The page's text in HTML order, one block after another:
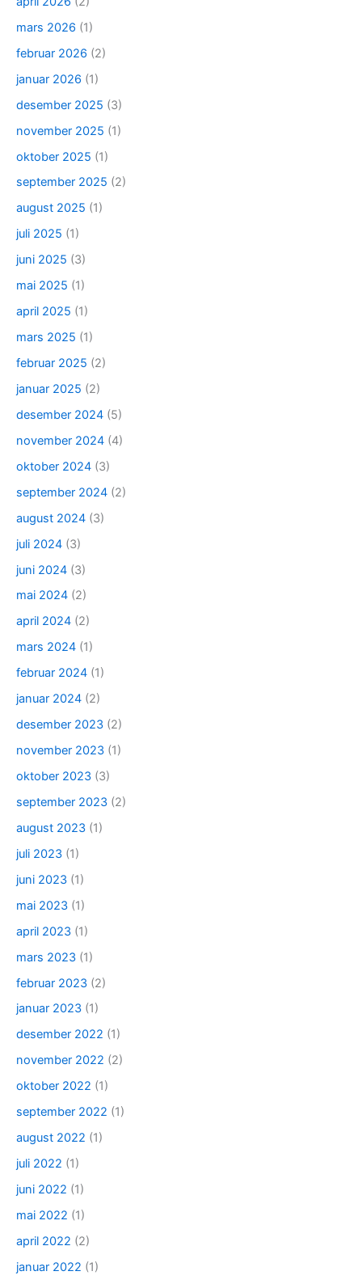
mars 2026 (1)
februar 2026 (2)
januar 2026 (1)
desember 2025 (3)
november 2025 (1)
oktober 2025 (1)
september 2025 (2)
august 2025 (1)
juli 2025 (1)
juni 2025 (3)
mai 2025 (1)
april 2025 (1)
mars 2025 (1)
februar 2025 (2)
januar 2025 (2)
desember 2024 (5)
november 2024 (4)
oktober 2024 (3)
september 2024 (2)
august 2024 (3)
juli 2024 (3)
juni 2024 (3)
mai 2024 (2)
april 2024 (2)
mars 2024 (1)
februar 2024 (1)
januar 2024 (2)
desember 2023 (2)
november 2023 (1)
oktober 2023 (3)
september 2023 (2)
august 2023 (1)
juli 2023 (1)
juni 2023 (1)
mai 2023 (1)
april 2023 (1)
mars 2023 (1)
februar 2023 (2)
januar 2023 (1)
desember 2022 (1)
november 2022 (2)
oktober 2022 (1)
september 2022 (1)
august 2022 (1)
juli 2022 (1)
juni 2022 (1)
mai 2022 (1)
april 2022 (2)
januar 2022 (1)